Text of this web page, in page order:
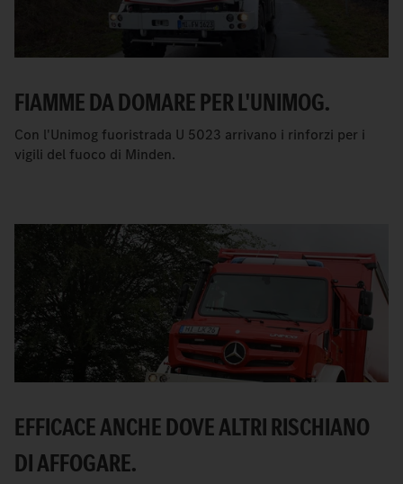
FIAMME DA DOMARE PER L'UNIMOG.
Con l'Unimog fuoristrada U 5023 arrivano i rinforzi per i
vigili del fuoco di Minden.
EFFICACE ANCHE DOVE ALTRI RISCHIANO
DI AFFOGARE.